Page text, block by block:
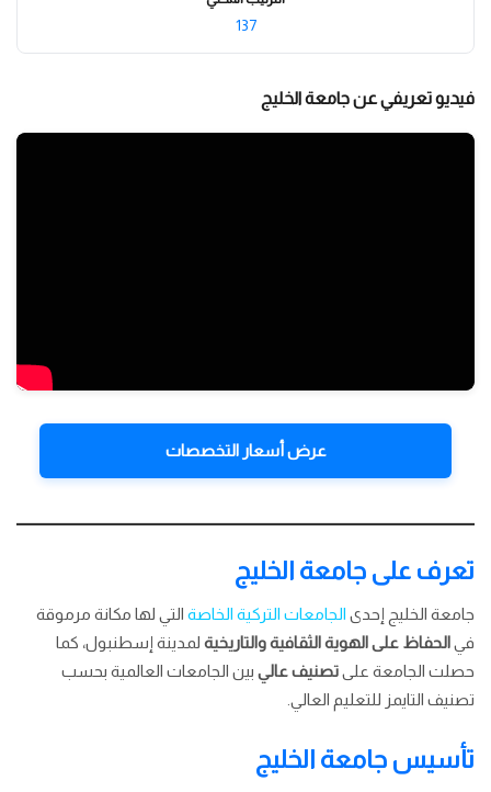
137
فيديو تعريفي عن جامعة الخليج
عرض أسعار التخصصات
تعرف على جامعة الخليج
جامعة الخليج إحدى الجامعات التركية الخاصة التي لها مكانة مرموقة
فيالحفاظ على الهوية الثقافية والتاريخية لمدينة إسطنبول، كما
حصلت الجامعة علىتصنيف عالي بين الجامعات العالمية بحسب
تصنيف التايمز للتعليم العالي.
تأسيس جامعة الخليج